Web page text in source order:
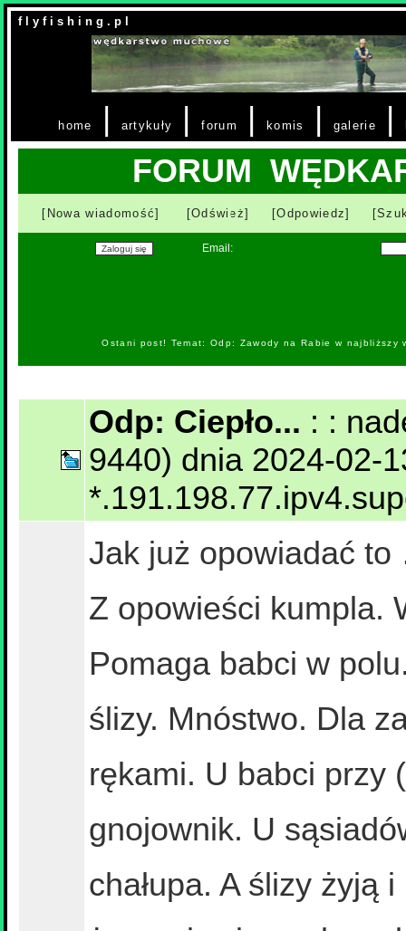
f l y f i s h i n g . p l
home | artykuły |forum | komis | galerie |
FORUM
[Nowa wiadomość] [Odśwież] [Odpowiedz]
Email:
Ostani post! Temat: Odp: Zawody na Rabie w
Odp: Ciepło... : :
9440) dnia 2024-02-
Jak już opowiadać
Z opowieści kumpla.
Pomaga babci w
ślizy. Mnóstwo. Dla
rękami. U babci przy
gnojownik. U
chałupa. A ślizy żyją